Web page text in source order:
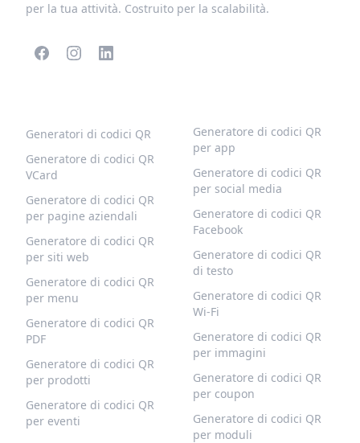
per la tua attività. Costruito per la scalabilità.
Generatori di codici QR
Generatore di codici QR
VCard
Generatore di codici QR
per pagine aziendali
Generatore di codici QR
per siti web
Generatore di codici QR
per menu
Generatore di codici QR
PDF
Generatore di codici QR
per prodotti
Generatore di codici QR
per eventi
Generatore di codici QR
per app
Generatore di codici QR
per social media
Generatore di codici QR
Facebook
Generatore di codici QR
di testo
Generatore di codici QR
Wi-Fi
Generatore di codici QR
per immagini
Generatore di codici QR
per coupon
Generatore di codici QR
per moduli